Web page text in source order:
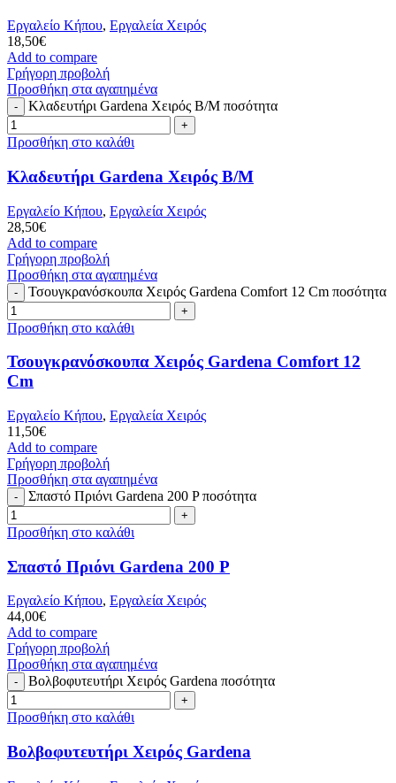
Εργαλείο Κήπου, Εργαλεία Χειρός
18,50€
Add to compare
Γρήγορη προβολή
Προσθήκη στα αγαπημένα
Κλαδευτήρι Gardena Χειρός Β/Μ ποσότητα
Προσθήκη στο καλάθι
Κλαδευτήρι Gardena Χειρός Β/Μ
Εργαλείο Κήπου, Εργαλεία Χειρός
28,50€
Add to compare
Γρήγορη προβολή
Προσθήκη στα αγαπημένα
Τσουγκρανόσκουπα Χειρός Gardena Comfort 12 Cm ποσότητα
Προσθήκη στο καλάθι
Τσουγκρανόσκουπα Χειρός Gardena Comfort 12
Cm
Εργαλείο Κήπου, Εργαλεία Χειρός
11,50€
Add to compare
Γρήγορη προβολή
Προσθήκη στα αγαπημένα
Σπαστό Πριόνι Gardena 200 P ποσότητα
Προσθήκη στο καλάθι
Σπαστό Πριόνι Gardena 200 P
Εργαλείο Κήπου, Εργαλεία Χειρός
44,00€
Add to compare
Γρήγορη προβολή
Προσθήκη στα αγαπημένα
Βολβοφυτευτήρι Χειρός Gardena ποσότητα
Προσθήκη στο καλάθι
Βολβοφυτευτήρι Χειρός Gardena